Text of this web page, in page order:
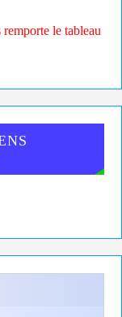
le tableau